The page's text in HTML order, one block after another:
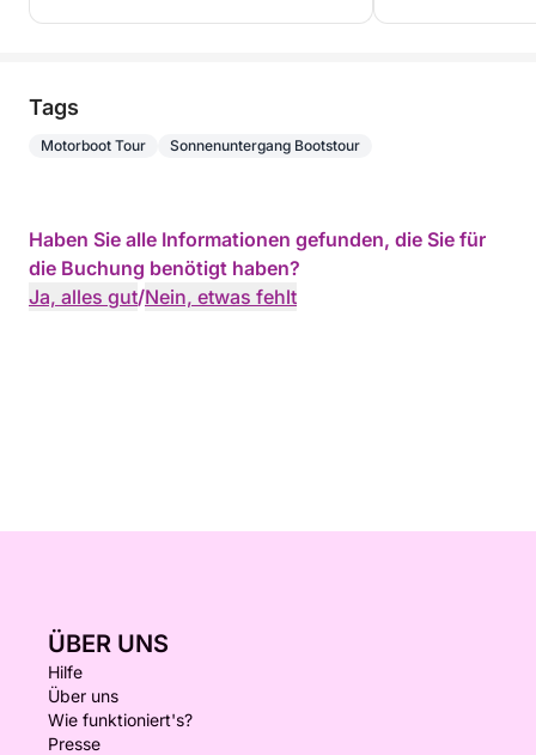
Tags
Motorboot Tour Sonnenuntergang Bootstour
Haben Sie alle Informationen gefunden, die Sie für
die Buchung benötigt haben?
Ja, alles gut/Nein, etwas fehlt
ÜBER UNS
Hilfe
Über uns
Wie funktioniert's?
Presse